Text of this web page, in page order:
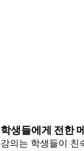
학생들에게 전한
강의는 학생들이 친